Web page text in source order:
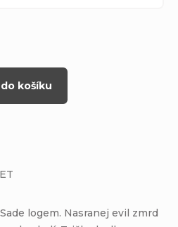
košíku
logem. Nasranej evil zmrd